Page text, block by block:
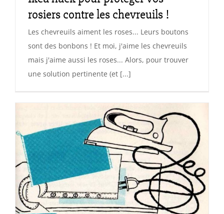
rosiers contre les chevreuils !
Les chevreuils aiment les roses... Leurs boutons
sont des bonbons ! Et moi, j'aime les chevreuils
mais j'aime aussi les roses... Alors, pour trouver
une solution pertinente (et [...]